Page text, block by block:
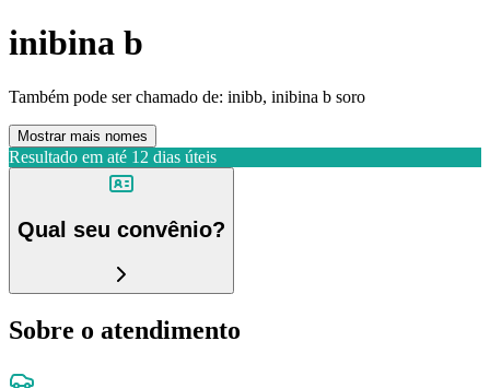
inibina b
Também pode ser chamado de: inibb, inibina b soro
Mostrar mais nomes
Resultado em até 12 dias úteis
Qual seu convênio?
Sobre o atendimento